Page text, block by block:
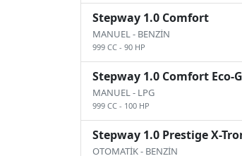
Stepway 1.0 Comfort
MANUEL- BENZİN
999 CC - 90 HP
Stepway 1.0 Comfort Eco-G
MANUEL- LPG
999 CC - 100 HP
Stepway 1.0 Prestige X-
OTOMATİK- BENZİN